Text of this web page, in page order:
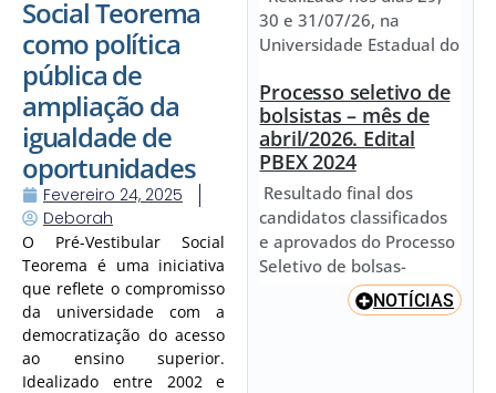
Social Teorema
como política
pública de
ampliação da
igualdade de
oportunidades
Fevereiro 24, 2025
Deborah
O Pré-Vestibular Social
Teorema é uma iniciativa
que reflete o compromisso
da universidade com a
democratização do acesso
ao ensino superior.
Idealizado entre 2002 e
30 e 31/07/26, na
Universidade Estadual do
Processo seletivo de
bolsistas – mês de
abril/2026. Edital
PBEX 2024
Resultado final dos
candidatos classificados
e aprovados do Processo
Seletivo de bolsas-
NOTÍCIAS